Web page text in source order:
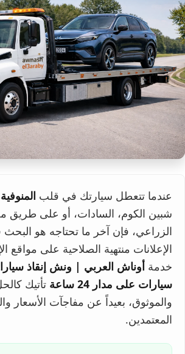
عندما تتعطل سيارتك في قلب المنوفية
شبين الكوم، السادات، أو على طريق
الزراعي، فإن آخر ما تحتاجه هو
الإعلانات منتهية الصلاحية على مواقع
خدمة أوناش العربي | ونش إنقاذ
سيارات على مدار 24 ساعة
تأتيك
والموثوق، بعيداً عن مفاجآت الأسعار
المعتمدين.